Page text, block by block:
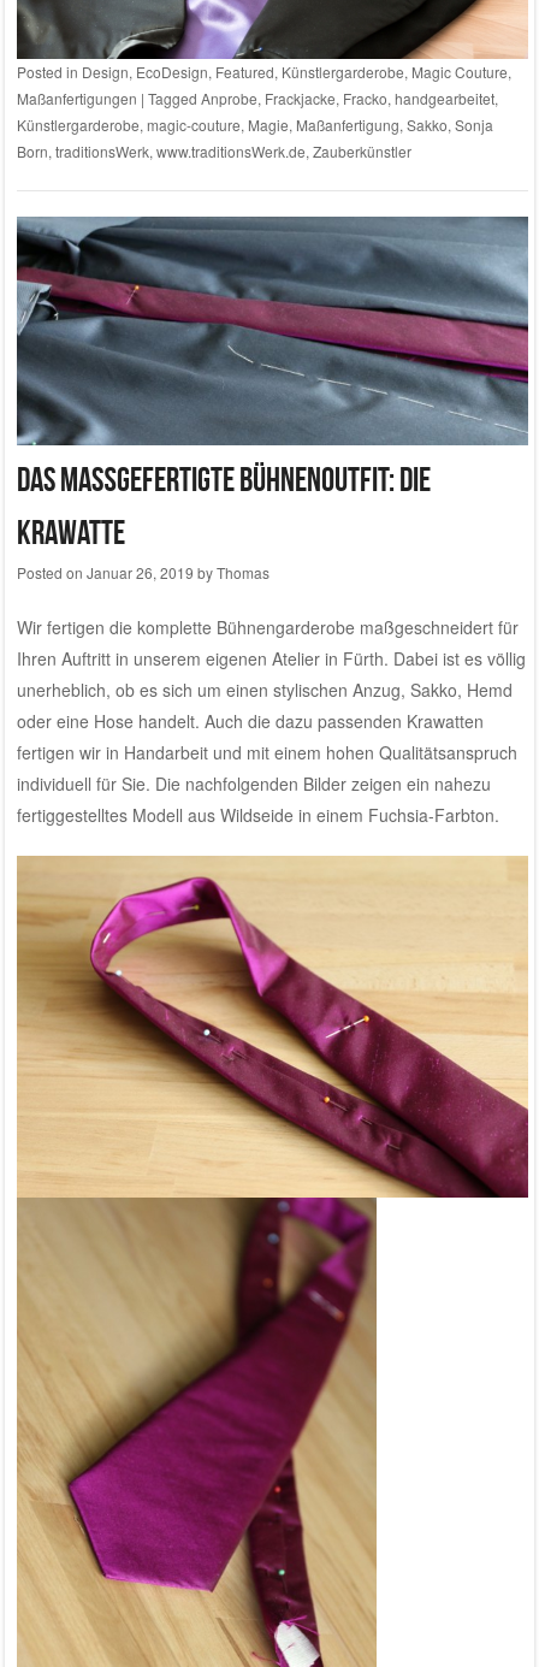
Posted in Design, EcoDesign, Featured, Künstlergarderobe, Magic Couture,
Maßanfertigungen | Tagged Anprobe, Frackjacke, Fracko, handgearbeitet,
Künstlergarderobe, magic-couture, Magie, Maßanfertigung, Sakko, Sonja
Born, traditionsWerk, www.traditionsWerk.de, Zauberkünstler
Das maßgefertigte Bühnenoutfit: Die
Krawatte
Posted on Januar 26, 2019 byThomas
Wir fertigen die komplette Bühnengarderobe maßgeschneidert für
Ihren Auftritt in unserem eigenen Atelier in Fürth. Dabei ist es völlig
unerheblich, ob es sich um einen stylischen Anzug, Sakko, Hemd
oder eine Hose handelt. Auch die dazu passenden Krawatten
fertigen wir in Handarbeit und mit einem hohen Qualitätsanspruch
individuell für Sie. Die nachfolgenden Bilder zeigen ein nahezu
fertiggestelltes Modell aus Wildseide in einem Fuchsia-Farbton.